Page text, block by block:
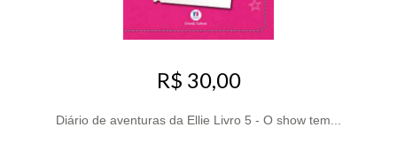
R$ 30,00
Diário de aventuras da Ellie Livro 5 - O show tem...